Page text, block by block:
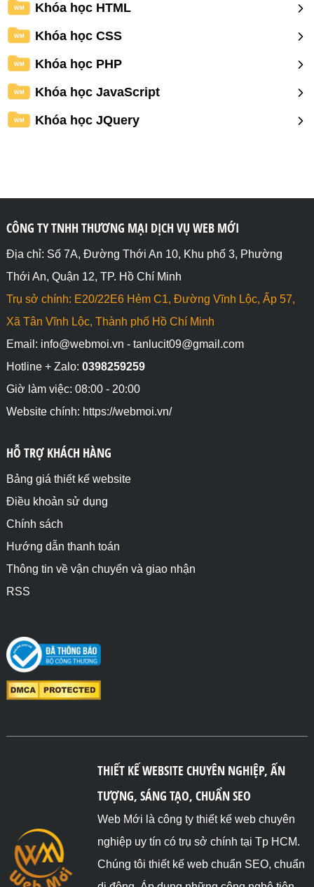
WM Khóa học HTML
WM Khóa học CSS
WM Khóa học PHP
WM Khóa học JavaScript
WM Khóa học JQuery
CÔNG TY TNHH THƯƠNG MẠI DỊCH VỤ WEB MỚI
Địa chỉ: Số 7A, Đường Thới An 10, Khu phố 3, Phường
Thới An, Quận 12, TP. Hồ Chí Minh
Trụ sở chính: E20/22E6 Hẻm C1, Đường Vĩnh Lộc, Ấp 57,
Xã Tân Vĩnh Lộc, Thành phố Hồ Chí Minh
Email: info@webmoi.vn - tanlucit09@gmail.com
Hotline + Zalo: 0398259259
Giờ làm việc: 08:00 - 20:00
Website chính: https://webmoi.vn/
HỖ TRỢ KHÁCH HÀNG
Bảng giá thiết kế website
Điều khoản sử dụng
Chính sách
Hướng dẫn thanh toán
Thông tin về vận chuyển và giao nhận
RSS
THIẾT KẾ WEBSITE CHUYÊN NGHIỆP, ẤN
TƯỢNG, SÁNG TẠO, CHUẨN SEO
Web Mới là công ty thiết kế web chuyên
nghiệp uy tín có trụ sở chính tại Tp HCM.
Chúng tôi thiết kế web chuẩn SEO, chuẩn